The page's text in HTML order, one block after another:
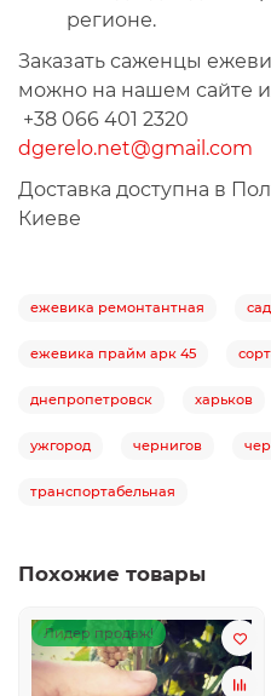
регионе.
Заказать саженцы
можно на нашем сайте
+38 066 401 2320
dgerelo.net@gmail.com
Доставка доступна в
Киеве
ежевика ремонтантная
ежевика прайм арк 45
днепропетровск харьков
ужгород чернигов
транспортабельная
Похожие товары
Лидер продаж!